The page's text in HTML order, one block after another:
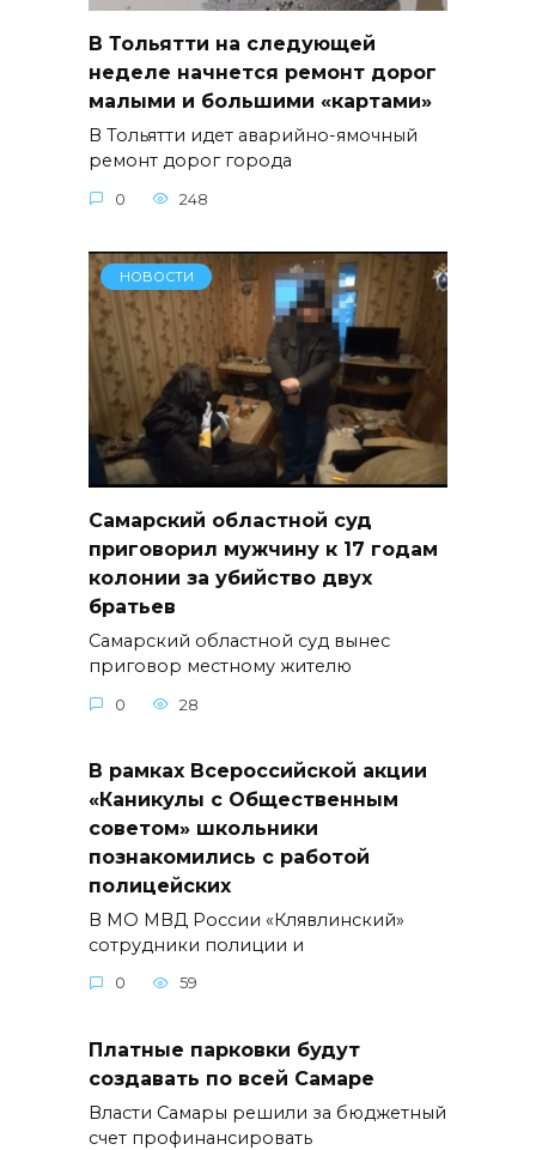
В Тольятти на следующей
неделе начнется ремонт дорог
малыми и большими «картами»
В Тольятти идет аварийно-ямочный
ремонт дорог города
0 248
НОВОСТИ
Самарский областной суд
приговорил мужчину к 17 годам
колонии за убийство двух
братьев
Самарский областной суд вынес
приговор местному жителю
0 28
В рамках Всероссийской акции
«Каникулы с Общественным
советом» школьники
познакомились с работой
полицейских
В МО МВД России «Клявлинский»
сотрудники полиции и
0 59
Платные парковки будут
создавать по всей Самаре
Власти Самары решили за бюджетный
счет профинансировать